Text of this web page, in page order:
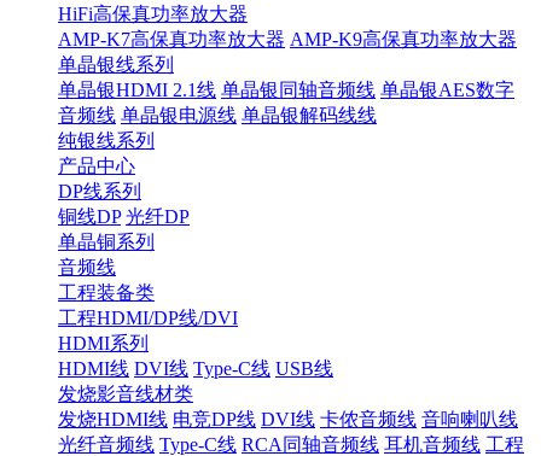
HiFi高保真功率放大器
AMP-K7高保真功率放大器 AMP-K9高保真功率放大器
单晶银线系列
单晶银HDMI 2.1线 单晶银同轴音频线 单晶银AES数字
音频线 单晶银电源线 单晶银解码线线
纯银线系列
产品中心
DP线系列
铜线DP 光纤DP
单晶铜系列
音频线
工程装备类
工程HDMI/DP线/DVI
HDMI系列
HDMI线 DVI线 Type-C线 USB线
发烧影音线材类
发烧HDMI线 电竞DP线 DVI线 卡侬音频线 音响喇叭线
光纤音频线 Type-C线 RCA同轴音频线 耳机音频线 工程